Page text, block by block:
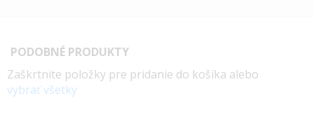
PODOBNÉ PRODUKTY
Zaškrtnite položky pre pridanie do košíka alebo
vybrať všetky